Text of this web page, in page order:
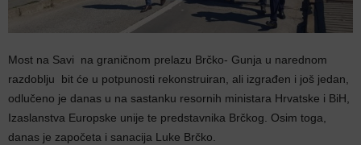
Most na Savi na graničnom prelazu Brčko- Gunja u narednom
razdoblju bit će u potpunosti rekonstruiran, ali izgrađen i još jedan,
odlučeno je danas u na sastanku resornih ministara Hrvatske i BiH,
Izaslanstva Europske unije te predstavnika Brčkog. Osim toga,
danas je započeta i sanacija Luke Brčko.